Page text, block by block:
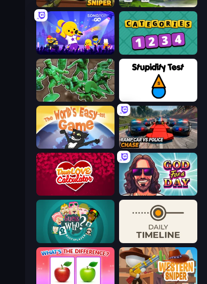
Camo Sniper Words of Wonders
SongPop GO Categories
Soldiers - Capture and Control! Stupidity Test
Ramp Car VS Police: CHASE
Love Calculator God For a Day: Prequel
Guess Who Online Daily Timeline